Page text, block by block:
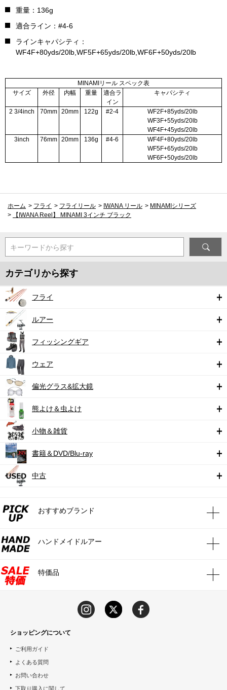
重量：136g
適合ライン：#4-6
ラインキャパシティ：
WF4F+80yds/20lb,WF5F+65yds/20lb,WF6F+50yds/20lb
MINAMIリール スペック表
サイズ
外径 内幅 重量
適合ラ
イン
キャパシティ
2 3/4inch 70mm 20mm 122g #2-4
WF2F+85yds/20lb
WF3F+55yds/20lb
WF4F+45yds/20lb
3inch
76mm 20mm 136g #4-6
WF4F+80yds/20lb
WF5F+65yds/20lb
WF6F+50yds/20lb
ホーム > フライ > フライリール > IWANA リール > MINAMIシリーズ
>
【IWANA Reel】 MINAMI 3インチ ブラック
キーワードから探す
カテゴリから探す
フライ
ルアー
フィッシングギア
ウェア
偏光グラス&拡大鏡
熊よけ＆虫よけ
小物＆雑貨
書籍＆DVD/Blu-ray
中古
おすすめブランド
ハンドメイドルアー
特価品
ショッピングについて
ご利用ガイド
よくある質問
お問い合わせ
下取り購入に関して